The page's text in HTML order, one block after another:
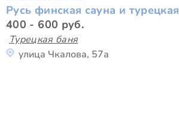
Русь финская сауна и турецкая
400 - 600 руб.
Турецкая баня
улица Чкалова, 57а